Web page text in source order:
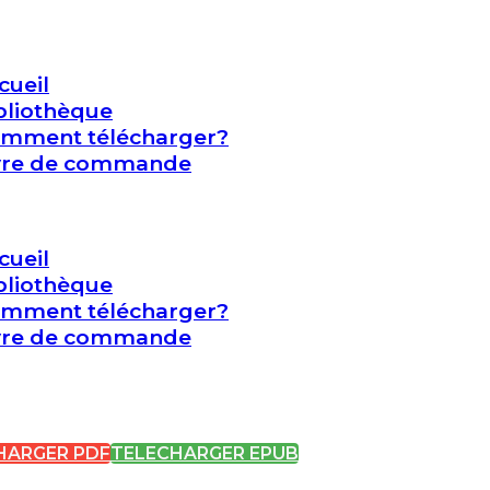
télécharger?
de commande
télécharger?
de commande
PDFTELECHARGER EPUB